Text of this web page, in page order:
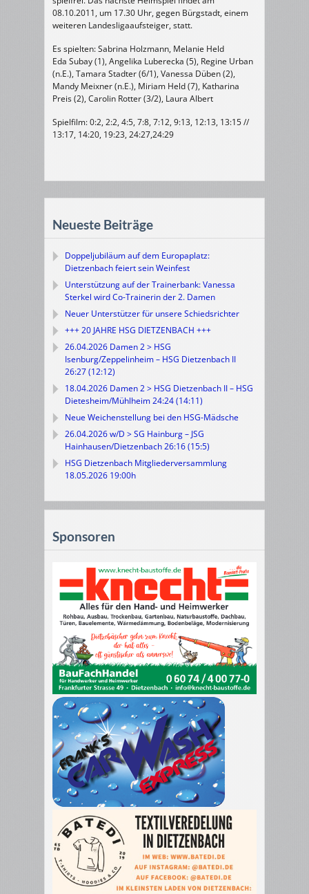
08.10.2011, um 17.30 Uhr, gegen Bürgstadt, einem
weiteren Landesligaaufsteiger, statt.
Es spielten: Sabrina Holzmann, Melanie Held
Eda Subay (1), Angelika Luberecka (5), Regine Urban
(n.E.), Tamara Stadter (6/1), Vanessa Düben (2),
Mandy Meixner (n.E.), Miriam Held (7), Katharina
Preis (2), Carolin Rotter (3/2), Laura Albert
Spielfilm: 0:2, 2:2, 4:5, 7:8, 7:12, 9:13, 12:13, 13:15 //
13:17, 14:20, 19:23, 24:27,24:29
Neueste Beiträge
Doppeljubiläum auf dem Europaplatz:
Dietzenbach feiert sein Weinfest
Unterstützung auf der Trainerbank: Vanessa
Sterkel wird Co-Trainerin der 2. Damen
Neuer Unterstützer für unsere Schiedsrichter
+++ 20 JAHRE HSG DIETZENBACH +++
26.04.2026 Damen 2 > HSG
Isenburg/Zeppelinheim – HSG Dietzenbach II
26:27 (12:12)
18.04.2026 Damen 2 > HSG Dietzenbach II – HSG
Dietesheim/Mühlheim 24:24 (14:11)
Neue Weichenstellung bei den HSG-Mädsche
26.04.2026 w/D > SG Hainburg – JSG
Hainhausen/Dietzenbach 26:16 (15:5)
HSG Dietzenbach Mitgliederversammlung
18.05.2026 19:00h
Sponsoren